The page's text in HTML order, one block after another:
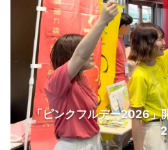
「ピンクフルデー2026」